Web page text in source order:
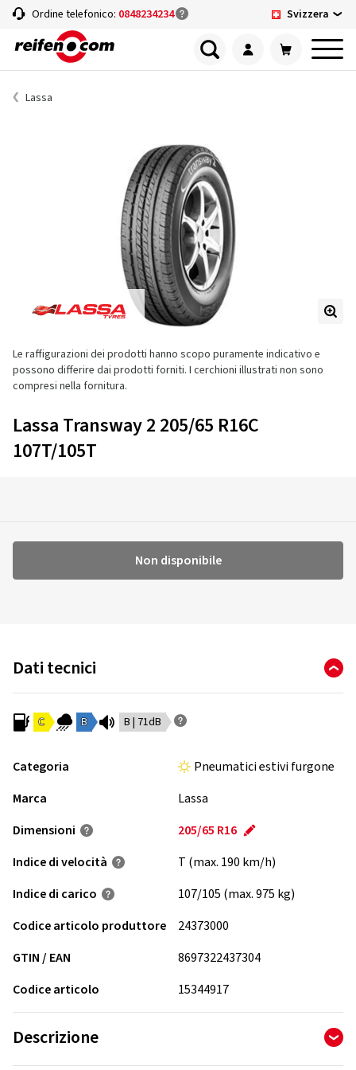
Ordine telefonico: 0848234234 Svizzera
Lassa
Le raffigurazioni dei prodotti hanno scopo puramente indicativo e
possono differire dai prodotti forniti. I cerchioni illustrati non sono
compresi nella fornitura.
Lassa Transway 2 205/65 R16C
107T/105T
Non disponibile
Dati tecnici
C B B | 71dB
Categoria
Pneumatici estivi furgone
Marca
Lassa
Dimensioni
205/65 R16
Indice di velocità
T (max. 190 km/h)
Indice di carico
107/105 (max. 975 kg)
Codice articolo produttore
24373000
GTIN / EAN
8697322437304
Codice articolo
15344917
Descrizione